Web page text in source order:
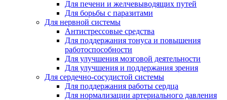
Для печени и желчевыводящих путей
Для борьбы с паразитами
Для нервной системы
Антистрессовые средства
Для поддержания тонуса и повышения
работоспособности
Для улучшения мозговой деятельности
Для улучшения и поддержания зрения
Для сердечно-сосудистой системы
Для поддержания работы сердца
Для нормализации артериального давления